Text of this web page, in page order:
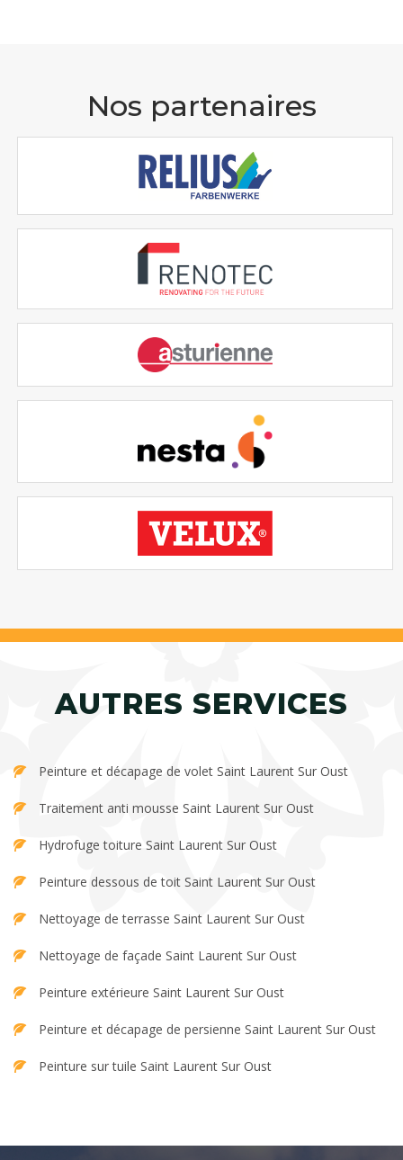
Nos partenaires
AUTRES SERVICES
Peinture et décapage de volet Saint Laurent Sur Oust
Traitement anti mousse Saint Laurent Sur Oust
Hydrofuge toiture Saint Laurent Sur Oust
Peinture dessous de toit Saint Laurent Sur Oust
Nettoyage de terrasse Saint Laurent Sur Oust
Nettoyage de façade Saint Laurent Sur Oust
Peinture extérieure Saint Laurent Sur Oust
Peinture et décapage de persienne Saint Laurent Sur Oust
Peinture sur tuile Saint Laurent Sur Oust